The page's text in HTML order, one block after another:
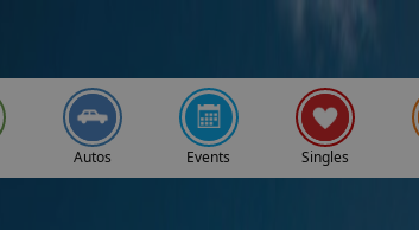
Autos Events Singles